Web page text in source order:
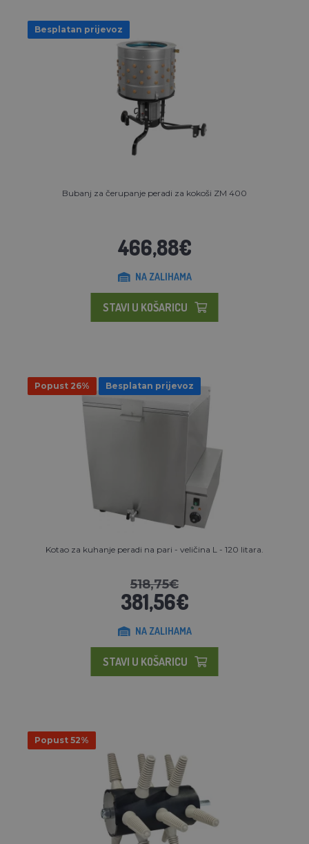
Besplatan prijevoz
Bubanj za čerupanje peradi za kokoši ZM 400
466,88€
NA ZALIHAMA
STAVI U KOŠARICU
Popust 26% Besplatan prijevoz
Kotao za kuhanje peradi na pari - veličina L - 120 litara.
518,75€
381,56€
NA ZALIHAMA
STAVI U KOŠARICU
Popust 52%